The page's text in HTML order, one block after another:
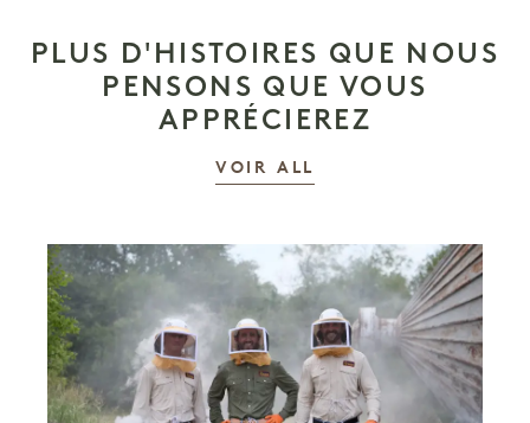
PLUS D'HISTOIRES QUE NOUS
PENSONS QUE VOUS
APPRÉCIEREZ
VOIR ALL